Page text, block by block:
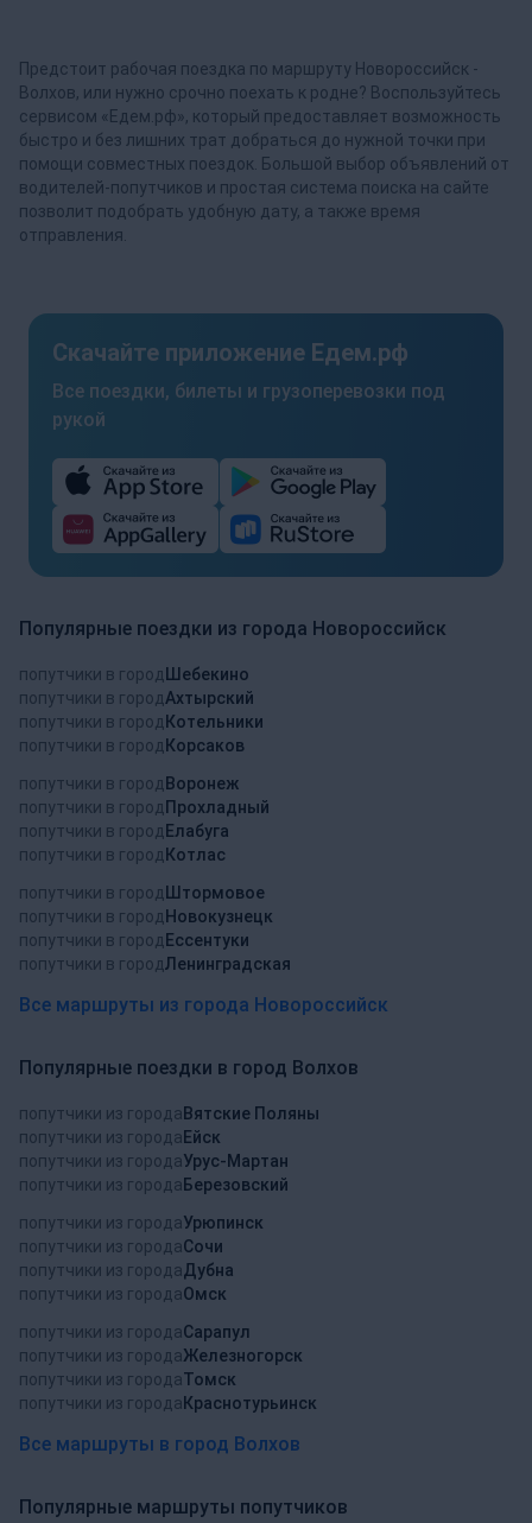
Предстоит рабочая поездка по маршруту Новороссийск -
Волхов, или нужно срочно поехать к родне? Воспользуйтесь
сервисом «Едем.рф», который предоставляет возможность
быстро и без лишних трат добраться до нужной точки при
помощи совместных поездок. Большой выбор объявлений от
водителей-попутчиков и простая система поиска на сайте
позволит подобрать удобную дату, а также время
отправления.
Скачайте приложение Едем.рф
Все поездки, билеты и грузоперевозки под
рукой
Популярные поездки из города Новороссийск
попутчики в город
Шебекино
попутчики в городАхтырский
попутчики в город Котельники
попутчики в город Корсаков
попутчики в город Воронеж
попутчики в город Прохладный
попутчики в город Елабуга
попутчики в город Котлас
попутчики в город
Штормовое
попутчики в город Новокузнецк
попутчики в город Ессентуки
попутчики в городЛенинградская
Все маршруты из города Новороссийск
Популярные поездки в город Волхов
попутчики из города Вятские Поляны
попутчики из города Ейск
попутчики из городаУрус-Мартан
попутчики из города Березовский
попутчики из городаУрюпинск
попутчики из городаСочи
попутчики из городаДубна
попутчики из городаОмск
попутчики из городаСарапул
попутчики из городаЖелезногорск
попутчики из городаТомск
попутчики из города Краснотурьинск
Все маршруты в город Волхов
Популярные маршруты попутчиков